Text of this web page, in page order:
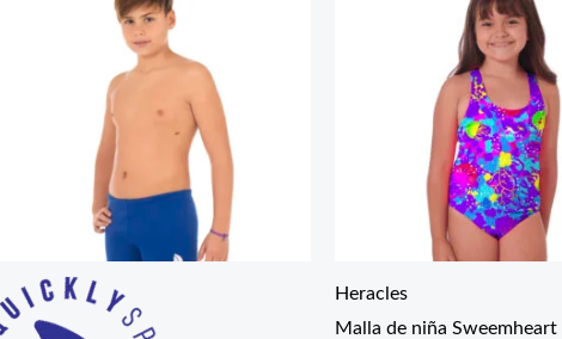
Heracles
Malla de niña Sweemheart